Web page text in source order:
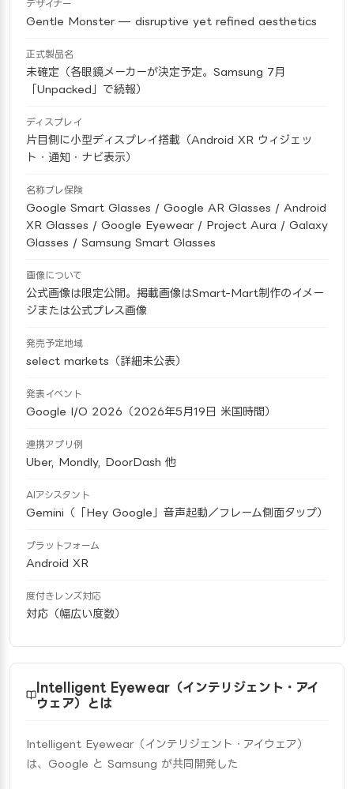
デザイナー
Gentle Monster — disruptive yet refined aesthetics
正式製品名
未確定（各眼鏡メーカーが決定予定。Samsung 7月
「Unpacked」で続報）
ディスプレイ
片目側に小型ディスプレイ搭載（Android XR ウィジェッ
ト・通知・ナビ表示）
名称ブレ保険
Google Smart Glasses / Google AR Glasses / Android
XR Glasses / Google Eyewear / Project Aura / Galaxy
Glasses / Samsung Smart Glasses
画像について
公式画像は限定公開。掲載画像はSmart-Mart制作のイメー
ジまたは公式プレス画像
発売予定地域
select markets（詳細未公表）
発表イベント
Google I/O 2026（2026年5月19日 米国時間）
連携アプリ例
Uber, Mondly, DoorDash 他
AIアシスタント
Gemini（「Hey Google」音声起動／フレーム側面タップ）
プラットフォーム
Android XR
度付きレンズ対応
対応（幅広い度数）
Intelligent Eyewear（インテリジェント・アイ
ウェア）とは
Intelligent Eyewear（インテリジェント・アイウェア）
は、Google と Samsung が共同開発した